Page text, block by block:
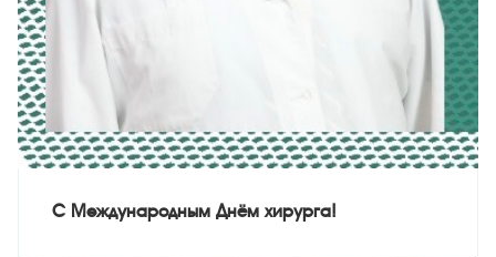
С Международным Днём хирурга!